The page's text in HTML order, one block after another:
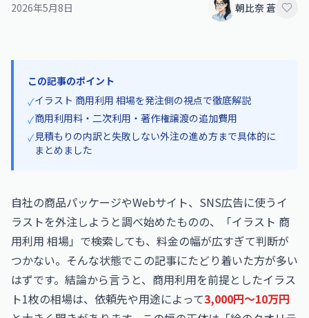
2026年5月8日 朝比奈 蒼
この記事のポイント
✓イラスト 商用利用 相場を発注側の視点で徹底解説
✓商用利用料・二次利用・著作権譲渡の追加費用
✓見積もりの内訳と失敗しない外注の進め方まで具体的に
まとめました
自社の商品パッケージやWebサイト、SNS広告に使うイ
ラストを外注しようと調べ始めたものの、「イラスト 商
用利用 相場」で検索しても、料金の幅が広すぎて判断が
つかない。そんな状態でこの記事にたどり着いた方が多い
はずです。結論から言うと、商用利用を前提としたイラス
ト1枚の相場は、依頼先や用途によって3,000円〜10万円